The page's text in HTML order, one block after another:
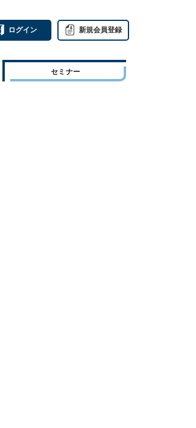
ログイン 新規会員登録
セミナー